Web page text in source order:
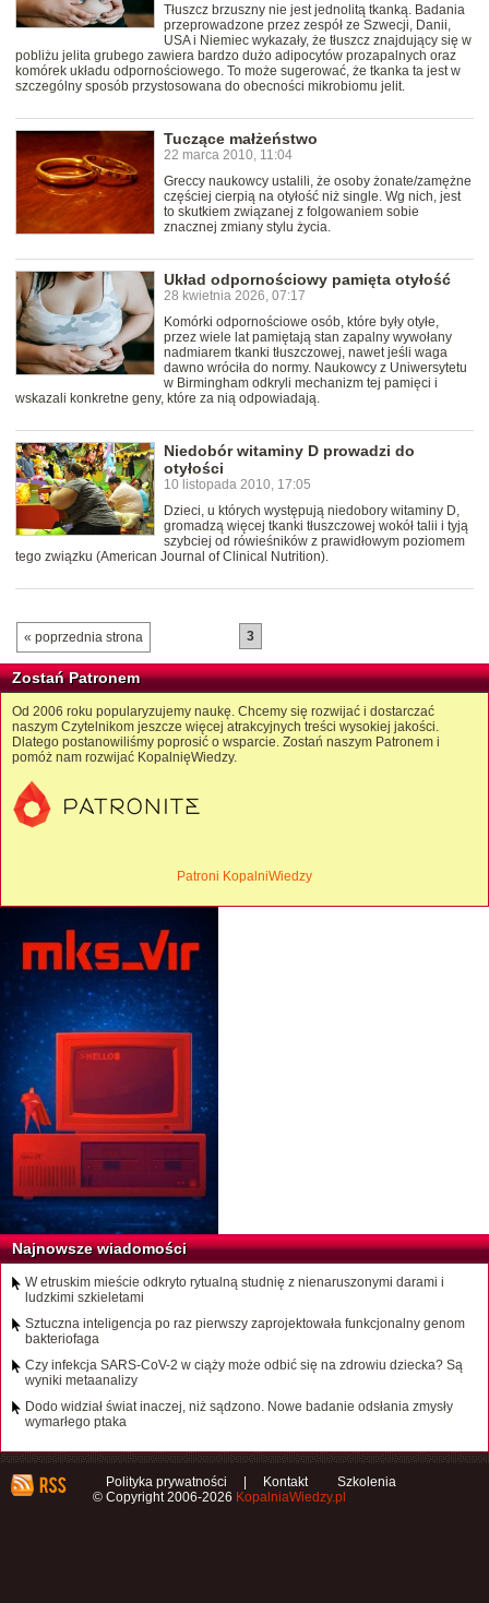
Tłuszcz brzuszny nie jest jednolitą tkanką. Badania
przeprowadzone przez zespół ze Szwecji, Danii,
USA i Niemiec wykazały, że tłuszcz znajdujący się w
pobliżu jelita grubego zawiera bardzo dużo adipocytów prozapalnych oraz
komórek układu odpornościowego. To może sugerować, że tkanka ta jest w
szczególny sposób przystosowana do obecności mikrobiomu jelit.
Tuczące małżeństwo
22 marca 2010, 11:04
Greccy naukowcy ustalili, że osoby żonate/zamężne
częściej cierpią na otyłość niż single. Wg nich, jest
to skutkiem związanej z folgowaniem sobie
znacznej zmiany stylu życia.
Układ odpornościowy pamięta otyłość
28 kwietnia 2026, 07:17
Komórki odpornościowe osób, które były otyłe,
przez wiele lat pamiętają stan zapalny wywołany
nadmiarem tkanki tłuszczowej, nawet jeśli waga
dawno wróciła do normy. Naukowcy z Uniwersytetu
w Birmingham odkryli mechanizm tej pamięci i
wskazali konkretne geny, które za nią odpowiadają.
Niedobór witaminy D prowadzi do
otyłości
10 listopada 2010, 17:05
Dzieci, u których występują niedobory witaminy D,
gromadzą więcej tkanki tłuszczowej wokół talii i tyją
szybciej od rówieśników z prawidłowym poziomem
tego związku (American Journal of Clinical Nutrition).
« poprzednia strona 3
Zostań Patronem
Od 2006 roku popularyzujemy naukę. Chcemy się rozwijać i dostarczać
naszym Czytelnikom jeszcze więcej atrakcyjnych treści wysokiej jakości.
Dlatego postanowiliśmy poprosić o wsparcie. Zostań naszym Patronem i
pomóż nam rozwijać KopalnięWiedzy.
Patroni KopalniWiedzy
Najnowsze wiadomości
W etruskim mieście odkryto rytualną studnię z nienaruszonymi darami i
ludzkimi szkieletami
Sztuczna inteligencja po raz pierwszy zaprojektowała funkcjonalny genom
bakteriofaga
Czy infekcja SARS-CoV-2 w ciąży może odbić się na zdrowiu dziecka? Są
wyniki metaanalizy
Dodo widział świat inaczej, niż sądzono. Nowe badanie odsłania zmysły
wymarłego ptaka
Polityka prywatności Kontakt
Szkolenia
© Copyright 2006-2026 KopalniaWiedzy.pl